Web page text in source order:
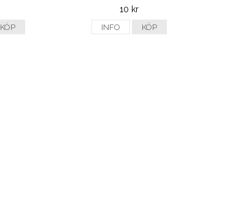
KÖP
10 kr
INFO KÖP